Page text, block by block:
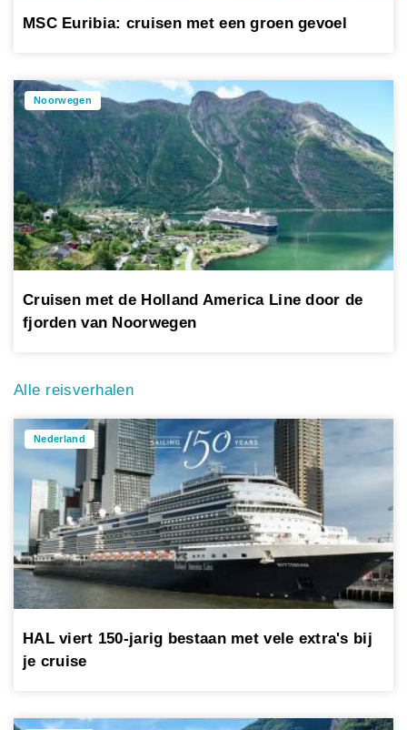
MSC Euribia: cruisen met een groen gevoel
Noorwegen
Cruisen met de Holland America Line door de
fjorden van Noorwegen
Alle reisverhalen
Nederland
HAL viert 150-jarig bestaan met vele extra's bij
je cruise